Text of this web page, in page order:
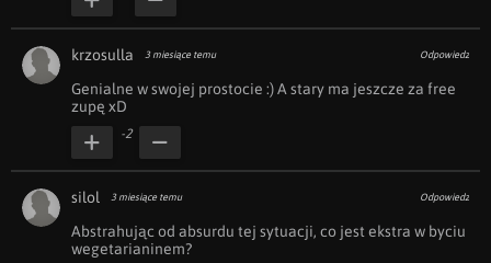
krzosulla 3 miesiące temu Odpowiedz
Genialne w swojej prostocie :) A stary ma jeszcze za free
zupę xD
-2
silol 3 miesiące temu Odpowiedz
Abstrahując od absurdu tej sytuacji, co jest ekstra w byciu
wegetarianinem?